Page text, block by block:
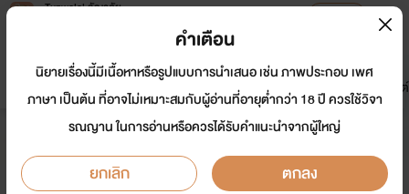
Tunwalai ธัญวลัย
หน้าแรก นิยาย อีบุ๊ก การ์ตูน
มาใหม่
ดรีมแชท ธัญลิสต์
สายลับสาวร่านสวาท 4 หักเหลี่ยม
เฒ่าหื่นกาม
คำเตือน
นิยายเรื่องนี้มีเนื้อหาหรือรูปแบบการนำเสนอ เช่น ภาพประกอบ เพศ
ภาษา เป็นต้น ที่อาจไม่เหมาะสมกับผู้อ่านที่อายุต่ำกว่า 18 ปี ควรใช้วิจา
รณญาน ในการอ่านหรือควรได้รับคำแนะนำจากผู้ใหญ่
ยกเลิก ตกลง